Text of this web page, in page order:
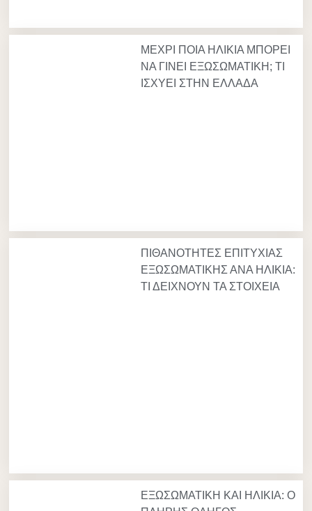
ΜΕΧΡΙ ΠΟΙΑ ΗΛΙΚΙΑ ΜΠΟΡΕΙ
ΝΑ ΓΙΝΕΙ ΕΞΩΣΩΜΑΤΙΚΗ; ΤΙ
ΙΣΧΥΕΙ ΣΤΗΝ ΕΛΛΑΔΑ
ΠΙΘΑΝΟΤΗΤΕΣ ΕΠΙΤΥΧΙΑΣ
ΕΞΩΣΩΜΑΤΙΚΗΣ ΑΝΑ ΗΛΙΚΙΑ:
ΤΙ ΔΕΙΧΝΟΥΝ ΤΑ ΣΤΟΙΧΕΙΑ
ΕΞΩΣΩΜΑΤΙΚΗ ΚΑΙ ΗΛΙΚΙΑ: Ο